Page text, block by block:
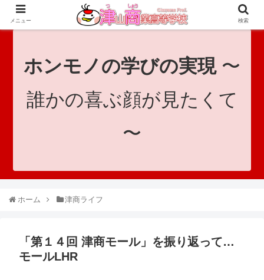
since 1921｜地域と共に未来へつなげ！｜Tsuyama Commercial High School
ホンモノの学びの実現〜
誰かの喜ぶ顔が見たくて
〜
ホーム 津商ライフ
「第１４回 津商モール」を振り返って…
モールLHR
メニュー 検索